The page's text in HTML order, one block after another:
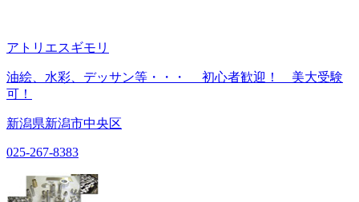
アトリエスギモリ
油絵、水彩、デッサン等・・・ 初心者歓迎！ 美大受験
可！
新潟県新潟市中央区
025-267-8383